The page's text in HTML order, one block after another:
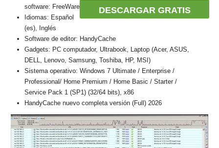
DESCARGAR GRATIS
software: FreeWare
Idiomas: Español
(es), Inglés
Software de editor: HandyCache
Gadgets: PC computador, Ultrabook, Laptop (Acer, ASUS,
DELL, Lenovo, Samsung, Toshiba, HP, MSI)
Sistema operativo: Windows 7 Ultimate / Enterprise /
Professional/ Home Premium / Home Basic / Starter /
Service Pack 1 (SP1) (32/64 bits), x86
HandyCache nuevo completa versión (Full) 2026